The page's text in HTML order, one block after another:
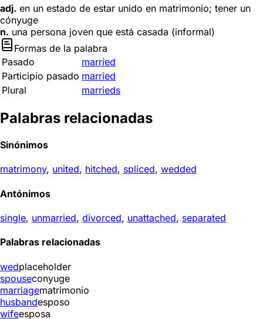
adj. en un estado de estar unido en matrimonio; tener un
cónyuge
n. una persona joven que está casada (informal)
Formas de la palabra
Pasado
married
Participio pasado married
Plural
marrieds
Palabras relacionadas
Sinónimos
matrimony, united, hitched, spliced, wedded
Antónimos
single, unmarried, divorced, unattached, separated
Palabras relacionadas
wedplaceholder
spouseconyuge
marriagematrimonio
husbandesposo
wifeesposa